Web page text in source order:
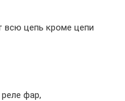
всю цепь кроме цепи
фар,